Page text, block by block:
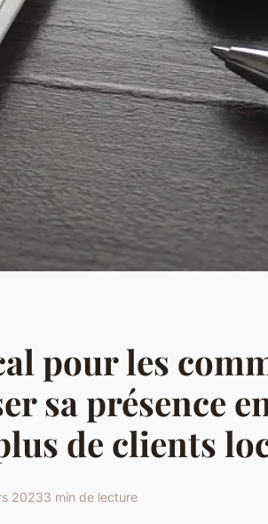
pour les
sa présence
de clients
20233 min de lecture